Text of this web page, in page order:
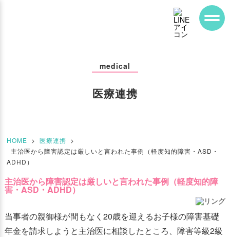
medical
医療連携
HOME > 医療連携 >
主治医から障害認定は厳しいと言われた事例（軽度知的障害・ASD・
ADHD）
主治医から障害認定は厳しいと言われた事例（軽度知的障
害・ASD・ADHD）
当事者の親御様が間もなく20歳を迎えるお子様の障害基礎
年金を請求しようと主治医に相談したところ、障害等級2級